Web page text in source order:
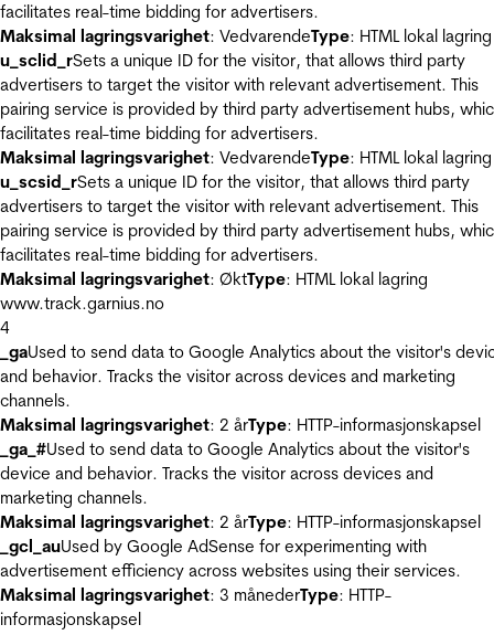
facilitates real-time bidding for advertisers.
Maksimal lagringsvarighet: VedvarendeType: HTML lokal lagring
u_sclid_rSets a unique ID for the visitor, that allows third party
advertisers to target the visitor with relevant advertisement. This
pairing service is provided by third party advertisement hubs,
facilitates real-time bidding for advertisers.
Maksimal lagringsvarighet: VedvarendeType: HTML lokal lagring
u_scsid_rSets a unique ID for the visitor, that allows third party
advertisers to target the visitor with relevant advertisement. This
pairing service is provided by third party advertisement hubs,
facilitates real-time bidding for advertisers.
Maksimal lagringsvarighet: ØktType: HTML lokal lagring
www.track.garnius.no
4
_gaUsed to send data to Google Analytics about the visitor's
and behavior. Tracks the visitor across devices and marketing
channels.
Maksimal lagringsvarighet: 2 årType: HTTP-informasjonskapsel
_ga_#Used to send data to Google Analytics about the visitor's
device and behavior. Tracks the visitor across devices and
marketing channels.
Maksimal lagringsvarighet: 2 årType: HTTP-informasjonskapsel
_gcl_auUsed by Google AdSense for experimenting with
advertisement efficiency across websites using their services.
Maksimal lagringsvarighet: 3 månederType: HTTP-
informasjonskapsel